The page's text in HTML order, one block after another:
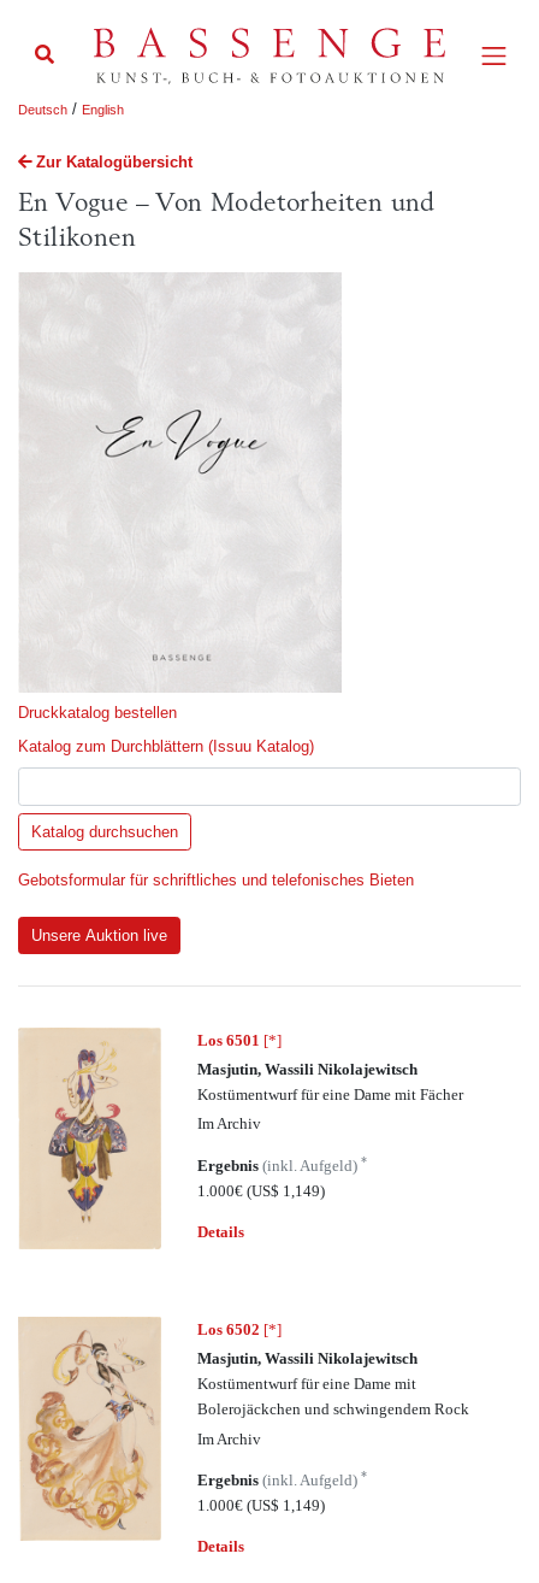
Deutsch / English
Zur Katalogübersicht
En Vogue – Von Modetorheiten und
Stilikonen
Druckkatalog bestellen
Katalog zum Durchblättern (Issuu Katalog)
Gebotsformular für schriftliches und telefonisches Bieten
Unsere Auktion live
Los 6501 [*]
Masjutin, Wassili Nikolajewitsch
Kostümentwurf für eine Dame mit Fächer
Im Archiv
Ergebnis(inkl. Aufgeld)*
1.000€(US$ 1,149)
Details
Los 6502 [*]
Masjutin, Wassili Nikolajewitsch
Kostümentwurf für eine Dame mit
Bolerojäckchen und schwingendem Rock
Im Archiv
Ergebnis(inkl. Aufgeld)*
1.000€(US$ 1,149)
Details